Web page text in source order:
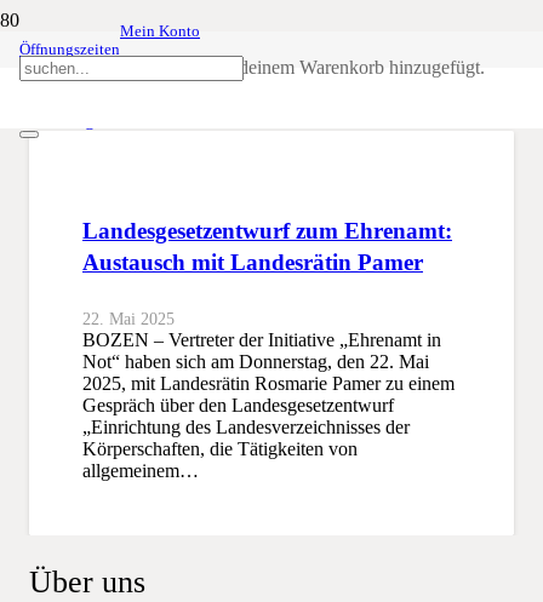
Öffnungszeiten
Mein Konto
wurde deinem Warenkorb hinzugefügt.
Landesgesetzentwurf
Landesgesetzentwurf zum Ehrenamt:
Austausch mit Landesrätin Pamer
22. Mai 2025
BOZEN – Vertreter der Initiative „Ehrenamt in
Not“ haben sich am Donnerstag, den 22. Mai
2025, mit Landesrätin Rosmarie Pamer zu einem
Gespräch über den Landesgesetzentwurf
„Einrichtung des Landesverzeichnisses der
Körperschaften, die Tätigkeiten von
allgemeinem…
Über uns